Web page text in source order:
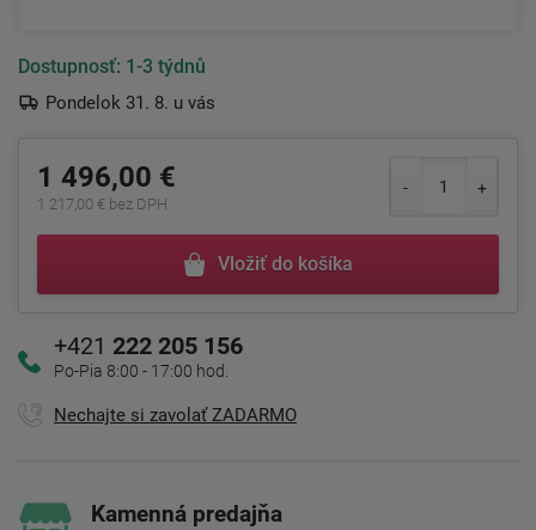
Dostupnosť: 1-3 týdnů
Pondelok 31. 8. u vás
1 496,00 €
1 217,00 € bez DPH
Vložiť do košíka
+421 222 205 156
Po-Pia 8:00 - 17:00 hod.
Nechajte si zavolať ZADARMO
Kamenná predajňa